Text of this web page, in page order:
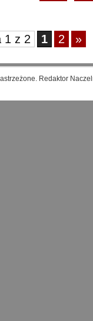
1 z 2 1 2 »
Redaktor